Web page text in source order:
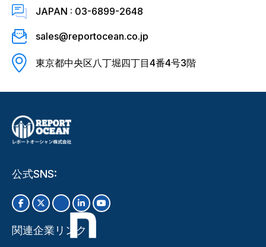
JAPAN : 03-6899-2648
sales@reportocean.co.jp
東京都中央区八丁堀四丁目4番4号3階
公式SNS:
関連企業リンク